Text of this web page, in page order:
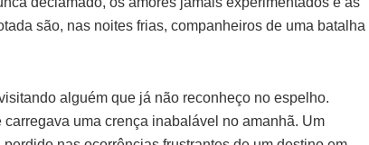
são, nas noites frias, companheiros de uma batalha
alguém que já não reconheço no espelho.
uma crença inabalável no amanhã. Um